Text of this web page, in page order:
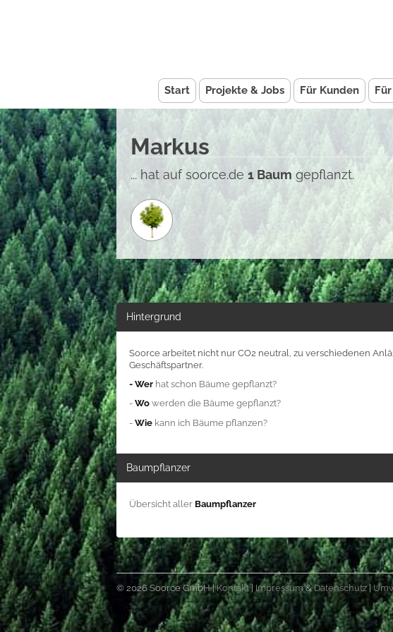
Start Projekte & Jobs Für Kunden
Markus
... hat auf soorce.de 1 Baum gepflanzt.
Hintergrund
Soorce arbeitet nicht nur CO2 neutral, zu verschiedenen
Geschäftspartner.
- Wer hat schon Bäume gepflanzt?
- Wo werden die Bäume gepflanzt?
- Wiekann ich Bäume pflanzen?
Baumpflanzer
Übersicht aller Baumpflanzer
© 2026 Soorce GmbH |Kontakt| Impressum&Datenschutz|